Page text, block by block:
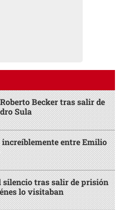
Becker tras salir de
Sula
increíblemente entre Emilio
silencio tras salir de prisión
lo visitaban